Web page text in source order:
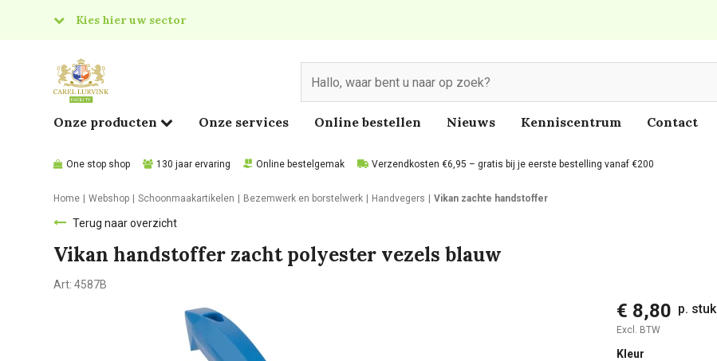
Kies hier uw sector
Food
Onze producten Onze services Online bestellen Nieuws Kenniscentrum Contact
One stop shop 130 jaar ervaring Online bestelgemak Verzendkosten €6,95 – gratis bij je eerste bestelling vanaf €200
Home Webshop Schoonmaakartikelen Bezemwerk en borstelwerk Handvegers Vikan zachte handstoffer
Terug naar overzicht
Vikan handstoffer zacht polyester vezels blauw
Art: 4587B
€ 8,80 p. stuk
Excl. BTW
Kleur